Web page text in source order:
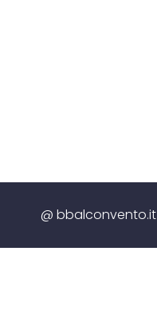
@ bbalconvento.it